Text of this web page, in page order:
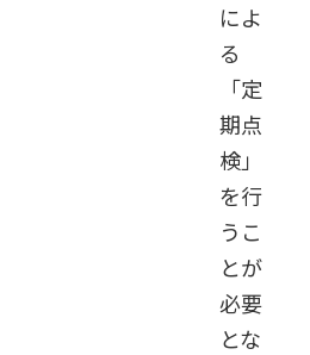
によ
る
「定
期点
検」
を行
うこ
とが
必要
とな